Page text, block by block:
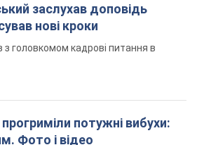
заслухав доповідь
нові кроки
з головкомом кадрові питання в
прогриміли потужні вибухи:
Фото і відео